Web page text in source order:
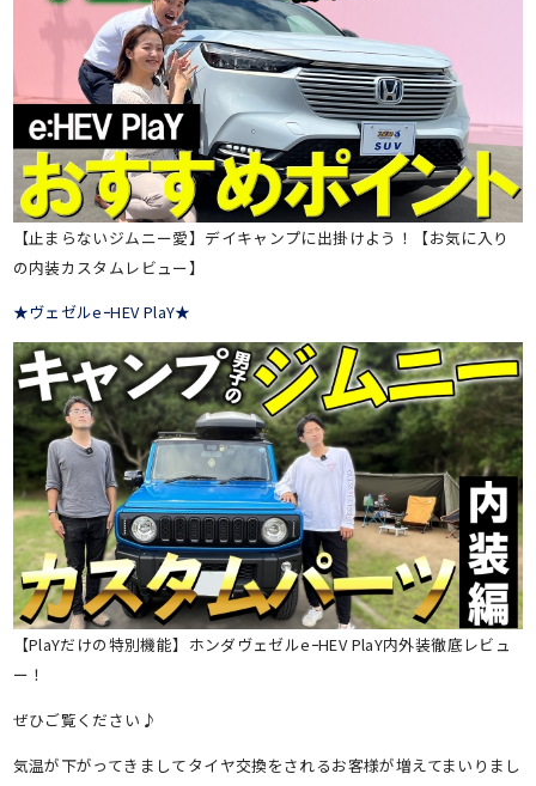
【止まらないジムニー愛】デイキャンプに出掛けよう！【お気に入り
の内装カスタムレビュー】
★ヴェゼルeｰHEV PlaY★
【PlaYだけの特別機能】ホンダヴェゼルeｰHEV PlaY内外装徹底レビュ
ー！
ぜひご覧ください♪
気温が下がってきましてタイヤ交換をされるお客様が増えてまいりまし